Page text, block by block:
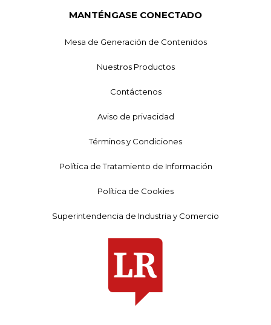
MANTÉNGASE CONECTADO
Mesa de Generación de Contenidos
Nuestros Productos
Contáctenos
Aviso de privacidad
Términos y Condiciones
Política de Tratamiento de Información
Política de Cookies
Superintendencia de Industria y Comercio